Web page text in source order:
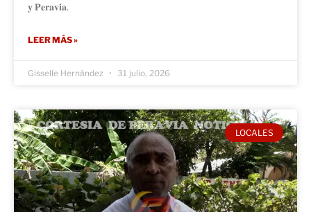
𝐲 𝐏𝐞𝐫𝐚𝐯𝐢𝐚.
LEER MÁS »
Gisselle Hernández 31 julio, 2026
LOCALES